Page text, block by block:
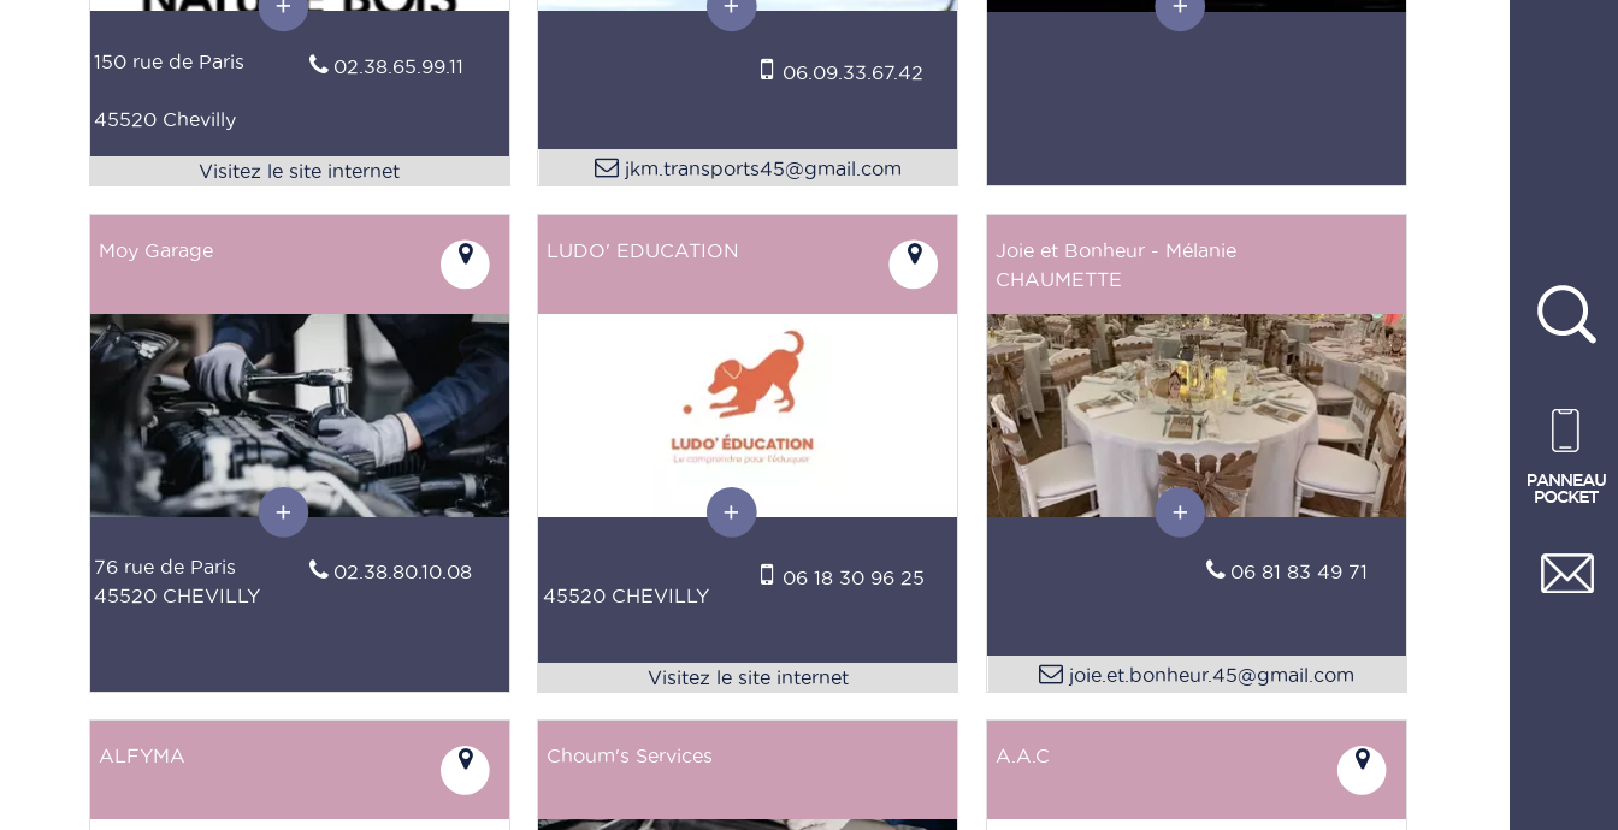
150 rue de Paris
45520 Chevilly
02.38.65.99.11 06.09.33.67.42
jkm.transports45@gmail.com
Moy Garage
76 rue de Paris
45520 CHEVILLY
02.38.80.10.08
LUDO' EDUCATION
45520 CHEVILLY
06 18 30 96 25
Joie et Bonheur - Mélanie
CHAUMETTE
06 81 83 49 71
joie.et.bonheur.45@gmail.com
ALFYMA Choum's Services A.A.C